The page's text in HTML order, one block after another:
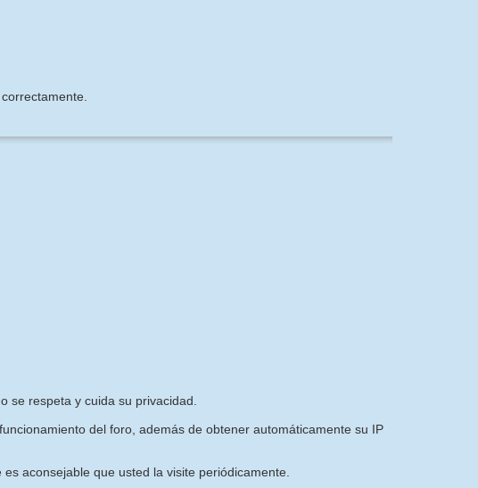
se respeta y cuida su privacidad.
del foro, además de obtener automáticamente su IP
aconsejable que usted la visite periódicamente.